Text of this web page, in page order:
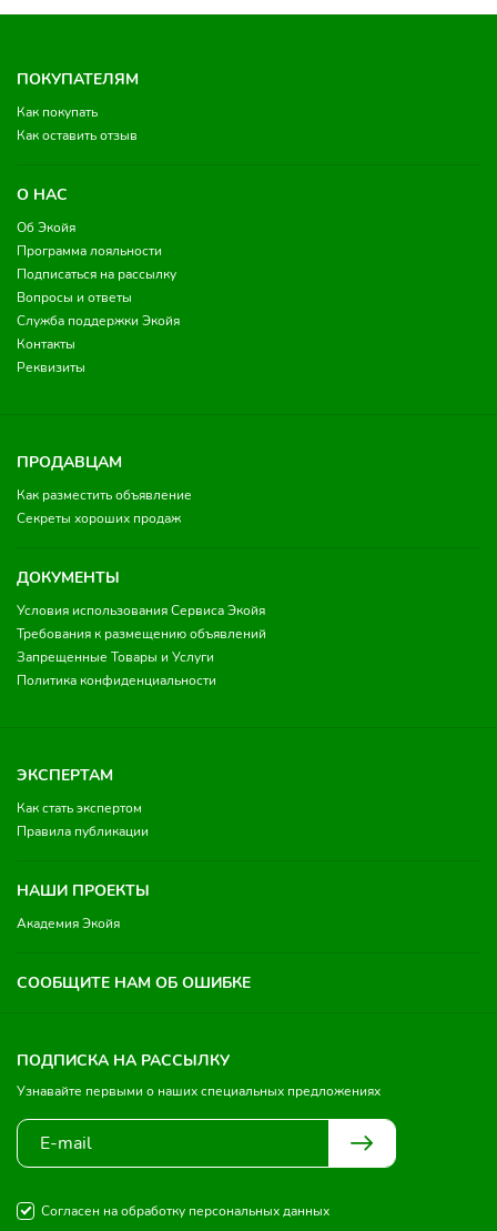
ПОКУПАТЕЛЯМ
Как покупать
Как оставить отзыв
О НАС
Об Экойя
Программа лояльности
Подписаться на рассылку
Вопросы и ответы
Служба поддержки Экойя
Контакты
Реквизиты
ПРОДАВЦАМ
Как разместить объявление
Секреты хороших продаж
ДОКУМЕНТЫ
Условия использования Сервиса Экойя
Требования к размещению объявлений
Запрещенные Товары и Услуги
Политика конфиденциальности
ЭКСПЕРТАМ
Как стать экспертом
Правила публикации
НАШИ ПРОЕКТЫ
Академия Экойя
СООБЩИТЕ НАМ ОБ ОШИБКЕ
ПОДПИСКА НА РАССЫЛКУ
Узнавайте первыми о наших специальных предложениях
Согласен на обработку персональных данных